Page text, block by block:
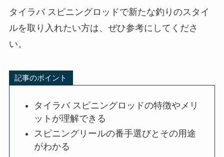
この記事では、タイラバ スピニングロッドの選び
に安価でコストパフォーマンスが高いロッドも取
り上げ、シマノ製品の特徴や代用できるロッドに
ついても解説します。
タイラバ スピニングロッドで新たな釣りのスタイ
ルを取り入れたい方は、ぜひ参考にしてくださ